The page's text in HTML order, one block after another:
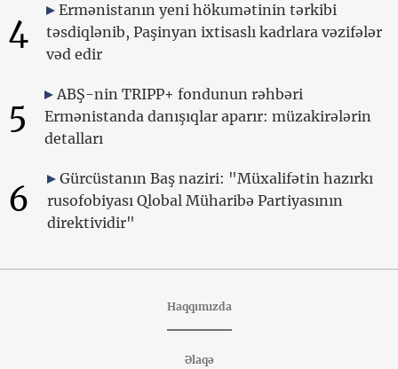
4
Ermənistanın yeni hökumətinin tərkibi
təsdiqlənib, Paşinyan ixtisaslı kadrlara vəzifələr
vəd edir
5
ABŞ-nin TRIPP+ fondunun rəhbəri
Ermənistanda danışıqlar aparır: müzakirələrin
detalları
6
Gürcüstanın Baş naziri: "Müxalifətin hazırkı
rusofobiyası Qlobal Müharibə Partiyasının
direktividir"
Haqqımızda
Əlaqə